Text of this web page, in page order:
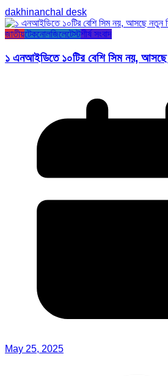
dakhinanchal desk
জাতীয়টেকনোলজিলেটেস্টশীর্ষ সংবাদ
১ এনআইডিতে ১০টির বেশি সিম নয়, আসছে
May 25, 2025